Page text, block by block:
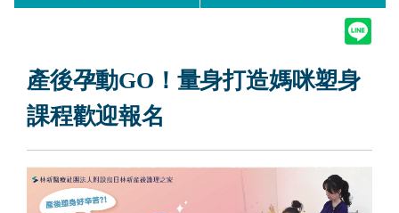
產後孕動GO！量身打造媽咪塑身
課程歡迎報名